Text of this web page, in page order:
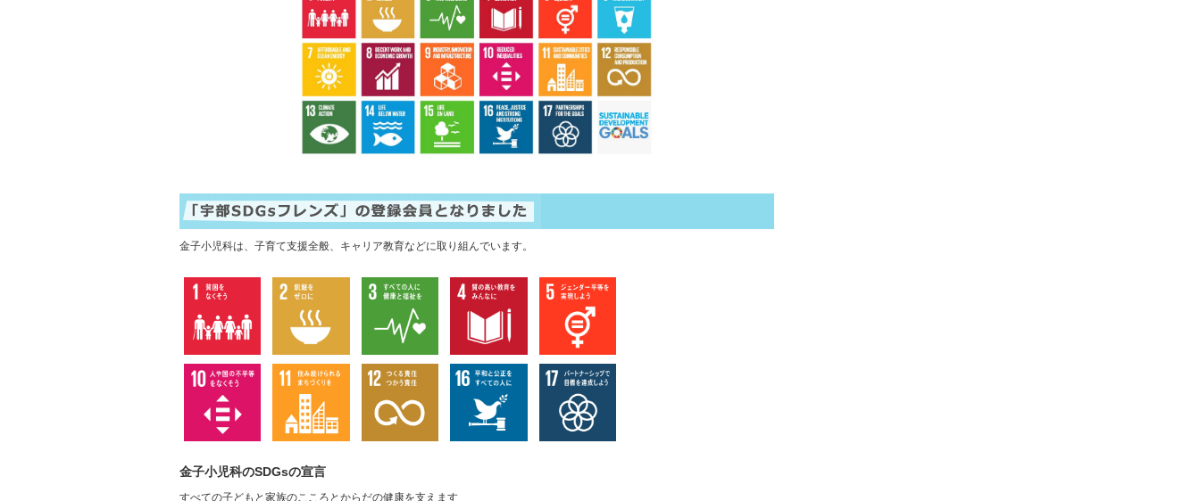
金子小児科は、子育て支援全般、キャリア教育などに取り組んでいます。
金子小児科のSDGsの宣言
すべての子どもと家族のこころとからだの健康を支えます